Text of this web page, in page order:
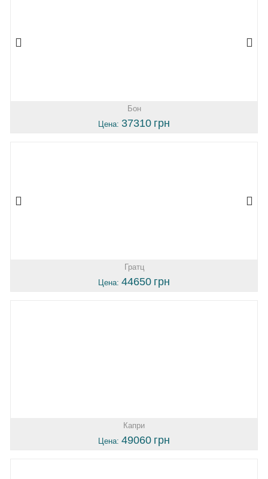
Бон
Цена: 37310 грн
Гратц
Цена: 44650 грн
Капри
Цена: 49060 грн